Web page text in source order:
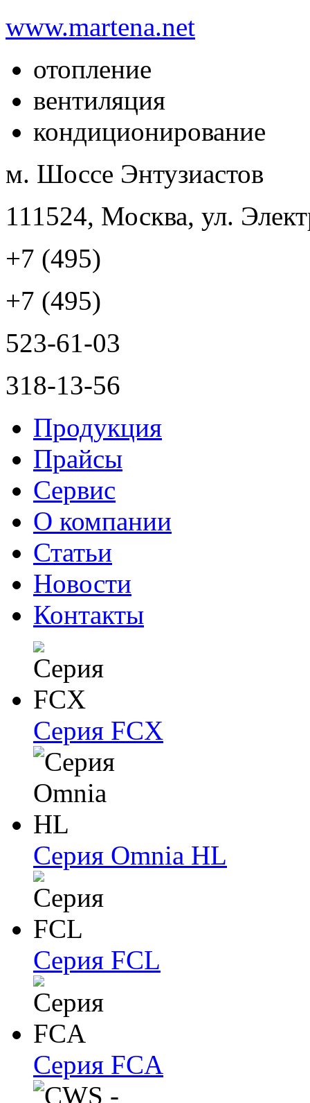
www.martena.net
отопление
вентиляция
кондиционирование
м. Шоссе Энтузиастов
111524, Москва, ул.
+7 (495)
+7 (495)
523-61-03
318-13-56
Продукция
Прайсы
Сервис
О компании
Статьи
Новости
Контакты
Серия FCX
Серия Omnia HL
Серия FCL
Серия FCA